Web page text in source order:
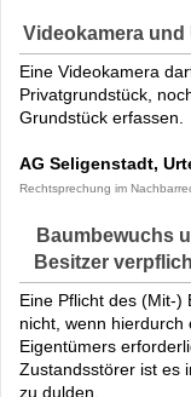
Videokamera
Eine Videokamera
Privatgrundstück,
Grundstück erfassen.
AG Seligenstadt,
Rechtsprechung im
Besitzer
Eine Pflicht des (Mit-)
nicht, wenn hierdurch
Eigentümers
Zustandsstörer ist es
zu dulden.